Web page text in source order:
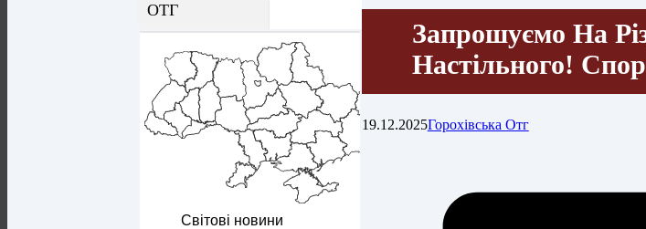
ОТГ
Світові новини
Запрошуємо На
Настільного!
19.12.2025Горохівська Отг